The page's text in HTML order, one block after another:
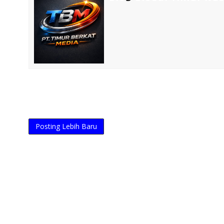
Posting Lebih Baru